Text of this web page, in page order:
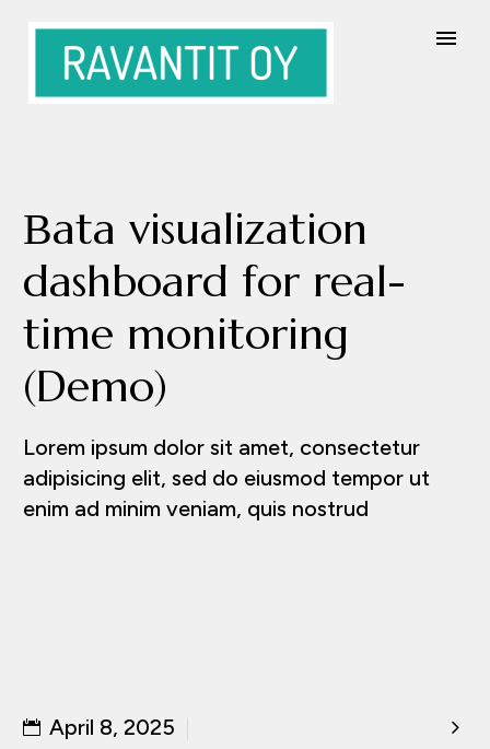
Вata visualization
dashboard for real-
time monitoring
(Demo)
Lorem ipsum dolor sit amet, consectetur
adipisicing elit, sed do eiusmod tempor ut
enim ad minim veniam, quis nostrud

April 8, 2025